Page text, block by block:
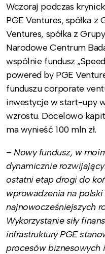
Wczoraj podczas
PGE Ventures, spółka z
Ventures, spółka z
Narodowe Centrum
wspólnie fundusz
powered by PGE
funduszu corporate
inwestycje w start-upy
wzrostu. Docelowo
ma wynieść 100 mln zł.
– Nowy fundusz, w
dynamicznie
ostatni etap drogi do
wprowadzenia na
najnowocześniejszych
Wykorzystanie siły
infrastruktury PGE
procesów biznesowych